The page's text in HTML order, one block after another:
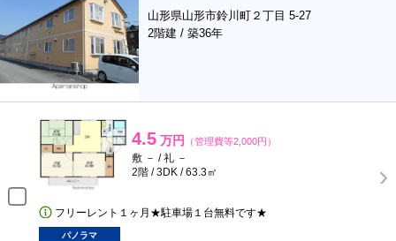
山形県山形市鈴川町２丁目 5-27
2階建 / 築36年
4.5 万円 （管理費等2,000円）
敷 － / 礼 －
2階 / 3DK / 63.3㎡
フリーレント１ヶ月★駐車場１台無料です★
パノラマ